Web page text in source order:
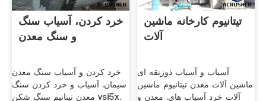
خرد کردن، آسیاب سنگ
و سنگ معدن
خرد کردن و آسیاب سنگ معدن
سیمان. آسیاب و خرد کردن سنگ
معدن تیتانیم سنگ شکن vsi5x.
تیتانیوم کارخانه ماشین
آلات
آسیاب و آسیاب ذوزنقه ای
ماشین آلات معدن تیتانیوم ماشین
آلات خرد آسیاب های. معدن و